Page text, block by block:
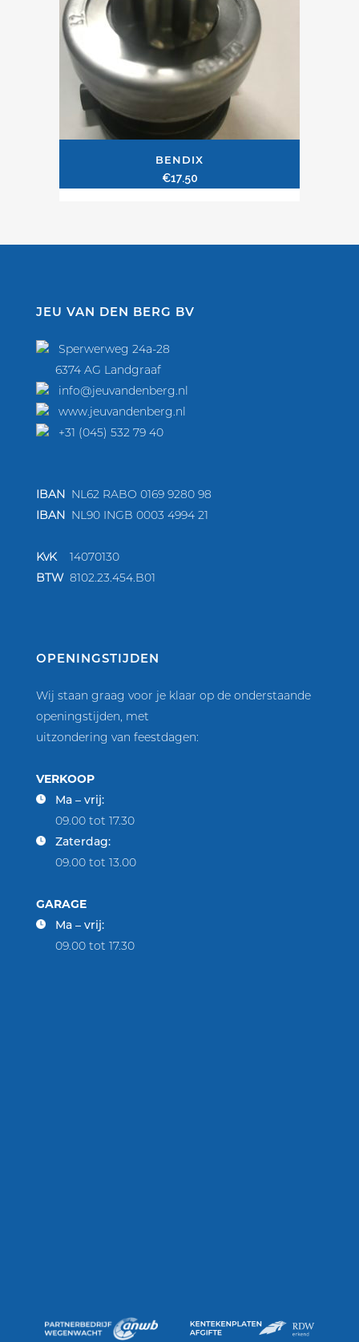
BENDIX
€17.50
JEU VAN DEN BERG BV
Sperwerweg 24a-28
6374 AG Landgraaf
info@jeuvandenberg.nl
www.jeuvandenberg.nl
+31 (045) 532 79 40
IBAN NL62 RABO 0169 9280 98
IBAN NL90 INGB 0003 4994 21
KvK
14070130
BTW8102.23.454.B01
OPENINGSTIJDEN
Wij staan graag voor je klaar op de onderstaande
openingstijden, met
uitzondering van feestdagen:
VERKOOP
Ma – vrij:
09.00 tot 17.30
Zaterdag:
09.00 tot 13.00
GARAGE
Ma – vrij:
09.00 tot 17.30